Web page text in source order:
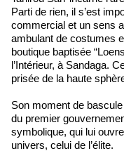
Parti de rien, il s’est
commercial et un sens
ambulant de costumes
boutique baptisée
l’Intérieur, à Sandaga.
prisée de la haute
Son moment de
du premier
symbolique, qui lui
univers, celui de l’élite.